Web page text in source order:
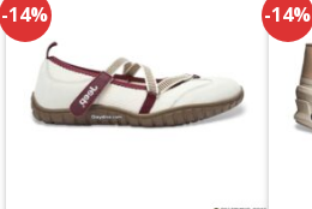
-14% -14%